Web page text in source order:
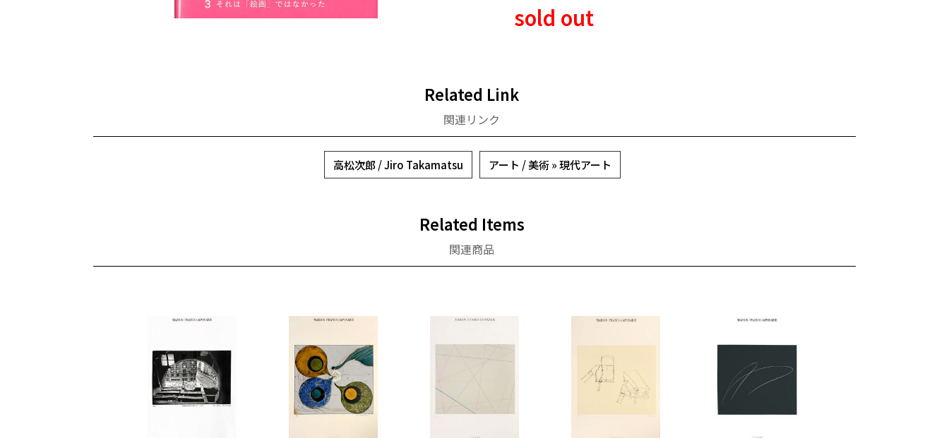
sold out
Related Link
関連リンク
高松次郎 / Jiro Takamatsu アート / 美術 » 現代アート
Related Items
関連商品